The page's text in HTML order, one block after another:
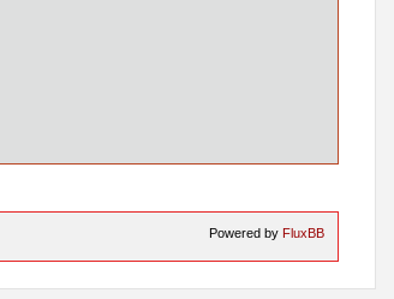
Powered by FluxBB